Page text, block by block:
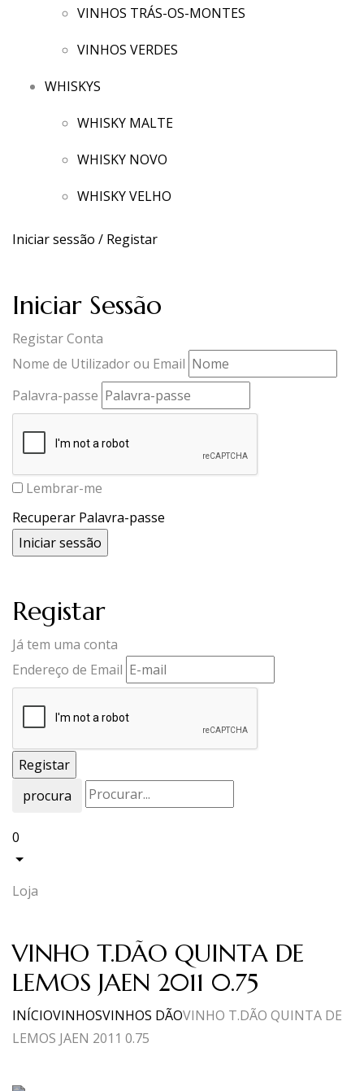
VINHOS TRÁS-OS-MONTES
VINHOS VERDES
WHISKYS
WHISKY MALTE
WHISKY NOVO
WHISKY VELHO
Iniciar sessão / Registar
Iniciar Sessão
Registar Conta
Nome de Utilizador ou Email
Palavra-passe
Lembrar-me
Recuperar Palavra-passe
Registar
Já tem uma conta
Endereço de Email
procura
0
Loja
VINHO T.DÃO QUINTA DE
LEMOS JAEN 2011 0.75
INÍCIOVINHOSVINHOS DÃOVINHO T.DÃO QUINTA DE
LEMOS JAEN 2011 0.75